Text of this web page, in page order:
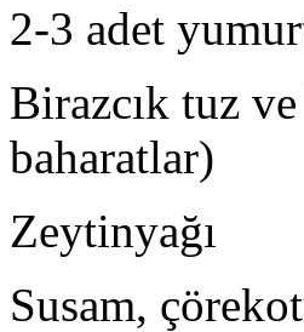
2-3 adet
Birazcık tuz
baharatlar)
Zeytinyağı
Susam,